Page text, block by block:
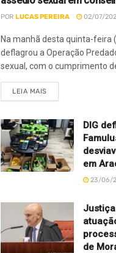
POR LUCAS PEREIRA 02/07/
Na manhã desta quinta-feira
deflagrou a Operação
sexual, com o cumprimento
LEIA MAIS
DIG
em
23/06/
de